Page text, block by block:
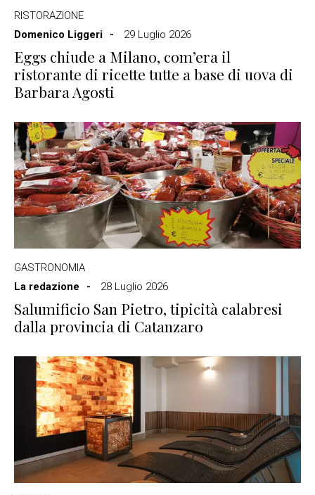
RISTORAZIONE
Domenico Liggeri
29 Luglio 2026
Eggs chiude a Milano, com’era il
ristorante di ricette tutte a base di uova di
Barbara Agosti
GASTRONOMIA
La redazione
28 Luglio 2026
Salumificio San Pietro, tipicità calabresi
dalla provincia di Catanzaro